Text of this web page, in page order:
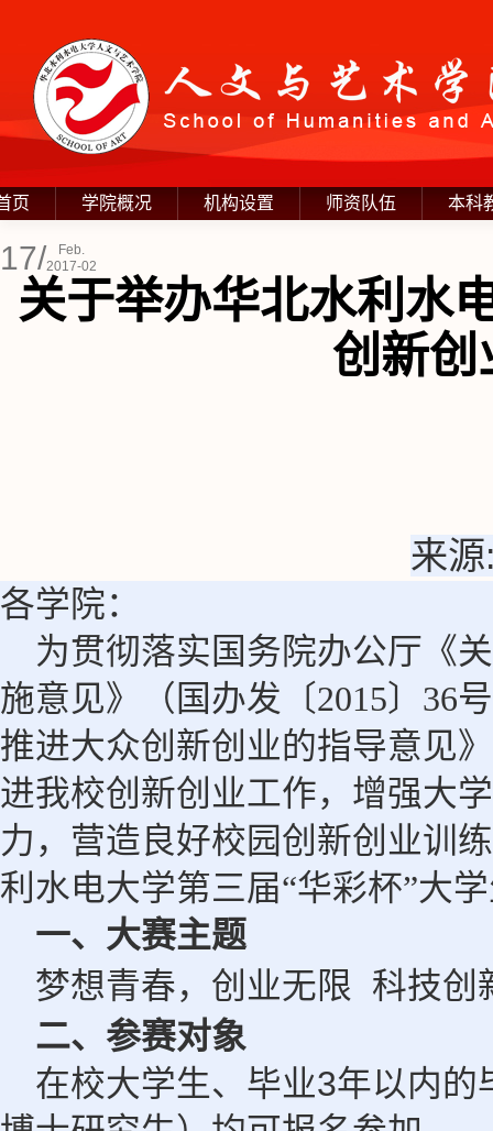
页 学院概况 机构设置 师资队伍 本科
17/
Feb.
2017-02
关于举办华北水利水
创新创
来
各学院：
为贯彻落实 国务院办公厅《
施意见》（国办发〔2015〕36
推进大众创新创业的指导意见
进我校创新创业工作，增强大
力 ，营造良好校园创新创业训
利水电大学第三届“华彩杯”大
一、大赛主题
梦想青春，创业无限 科技创
二、参赛对象
在校大学生、毕业3年以内的